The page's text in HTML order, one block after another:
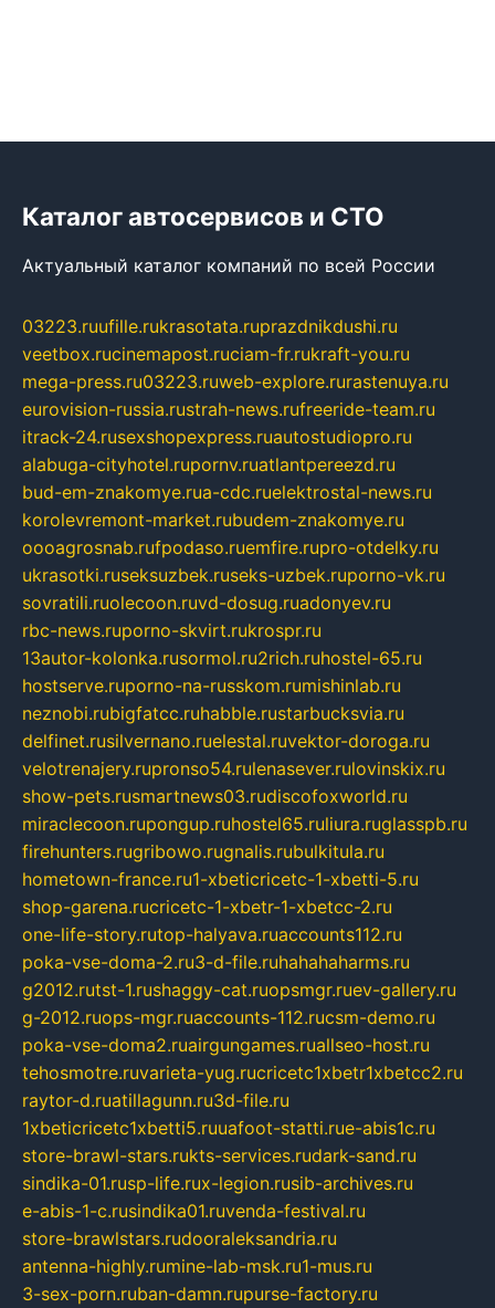
Каталог автосервисов и СТО
Актуальный каталог компаний по всей России
03223.ruufille.rukrasotata.ruprazdnikdushi.ru
veetbox.rucinemapost.ruciam-fr.rukraft-you.ru
mega-press.ru03223.ruweb-explore.rurastenuya.ru
eurovision-russia.rustrah-news.rufreeride-team.ru
itrack-24.rusexshopexpress.ruautostudiopro.ru
alabuga-cityhotel.rupornv.ruatlantpereezd.ru
bud-em-znakomye.rua-cdc.ruelektrostal-news.ru
korolevremont-market.rubudem-znakomye.ru
oooagrosnab.rufpodaso.ruemfire.rupro-otdelky.ru
ukrasotki.ruseksuzbek.ruseks-uzbek.ruporno-vk.ru
sovratili.ruolecoon.ruvd-dosug.ruadonyev.ru
rbc-news.ruporno-skvirt.rukrospr.ru
13autor-kolonka.rusormol.ru2rich.ruhostel-65.ru
hostserve.ruporno-na-russkom.rumishinlab.ru
neznobi.rubigfatcc.ruhabble.rustarbucksvia.ru
delfinet.rusilvernano.ruelestal.ruvektor-doroga.ru
velotrenajery.rupronso54.rulenasever.rulovinskix.ru
show-pets.rusmartnews03.rudiscofoxworld.ru
miraclecoon.rupongup.ruhostel65.ruliura.ruglasspb.ru
firehunters.rugribowo.rugnalis.rubulkitula.ru
hometown-france.ru1-xbeticricetc-1-xbetti-5.ru
shop-garena.rucricetc-1-xbetr-1-xbetcc-2.ru
one-life-story.rutop-halyava.ruaccounts112.ru
poka-vse-doma-2.ru3-d-file.ruhahahaharms.ru
g2012.rutst-1.rushaggy-cat.ruopsmgr.ruev-gallery.ru
g-2012.ruops-mgr.ruaccounts-112.rucsm-demo.ru
poka-vse-doma2.ruairgungames.ruallseo-host.ru
tehosmotre.ruvarieta-yug.rucricetc1xbetr1xbetcc2.ru
raytor-d.ruatillagunn.ru3d-file.ru
1xbeticricetc1xbetti5.ruuafoot-statti.rue-abis1c.ru
store-brawl-stars.rukts-services.rudark-sand.ru
sindika-01.rusp-life.rux-legion.rusib-archives.ru
e-abis-1-c.rusindika01.ruvenda-festival.ru
store-brawlstars.rudooraleksandria.ru
antenna-highly.rumine-lab-msk.ru1-mus.ru
3-sex-porn.ruban-damn.rupurse-factory.ru